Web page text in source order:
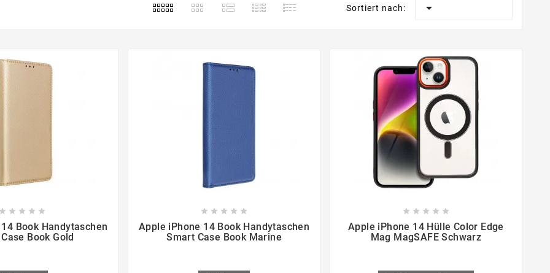
Sortiert nach: 
    
Book Handytaschen
Book Gold
    
Apple iPhone 14 Book Handytaschen
Smart Case Book Marine
    
Apple iPhone 14 Hülle Color Edge
Mag MagSAFE Schwarz